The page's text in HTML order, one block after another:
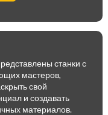
станки с
мастеров,
свой
и создавать
материалов.